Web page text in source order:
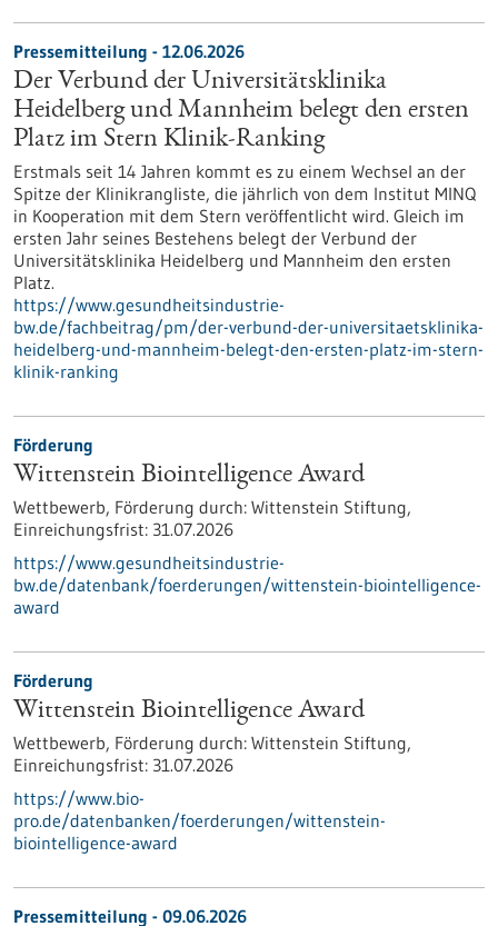
Pressemitteilung - 12.06.2026
Der Verbund der Universitätsklinika
Heidelberg und Mannheim belegt den ersten
Platz im Stern Klinik-Ranking
Erstmals seit 14 Jahren kommt es zu einem Wechsel an der
Spitze der Klinikrangliste, die jährlich von dem Institut MINQ
in Kooperation mit dem Stern veröffentlicht wird. Gleich im
ersten Jahr seines Bestehens belegt der Verbund der
Universitätsklinika Heidelberg und Mannheim den ersten
Platz.
https://www.gesundheitsindustrie-
bw.de/fachbeitrag/pm/der-verbund-der-universitaetsklinika-
heidelberg-und-mannheim-belegt-den-ersten-platz-im-stern-
klinik-ranking
Förderung
Wittenstein Biointelligence Award
Wettbewerb, Förderung durch: Wittenstein Stiftung,
Einreichungsfrist: 31.07.2026
https://www.gesundheitsindustrie-
bw.de/datenbank/foerderungen/wittenstein-biointelligence-
award
Förderung
Wittenstein Biointelligence Award
Wettbewerb, Förderung durch: Wittenstein Stiftung,
Einreichungsfrist: 31.07.2026
https://www.bio-
pro.de/datenbanken/foerderungen/wittenstein-
biointelligence-award
Pressemitteilung - 09.06.2026